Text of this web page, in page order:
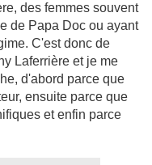
des femmes souvent
de Papa Doc ou ayant
C'est donc de
Laferrière et je me
d'abord parce que
ensuite parce que
et enfin parce